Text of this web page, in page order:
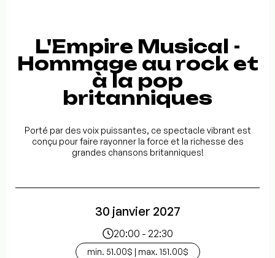
L'Empire Musical -
Hommage au rock et
à la pop
britanniques
Porté par des voix puissantes, ce spectacle vibrant est
conçu pour faire rayonner la force et la richesse des
grandes chansons britanniques!
30 janvier 2027
20:00 - 22:30
min. 51.00$ | max. 151.00$